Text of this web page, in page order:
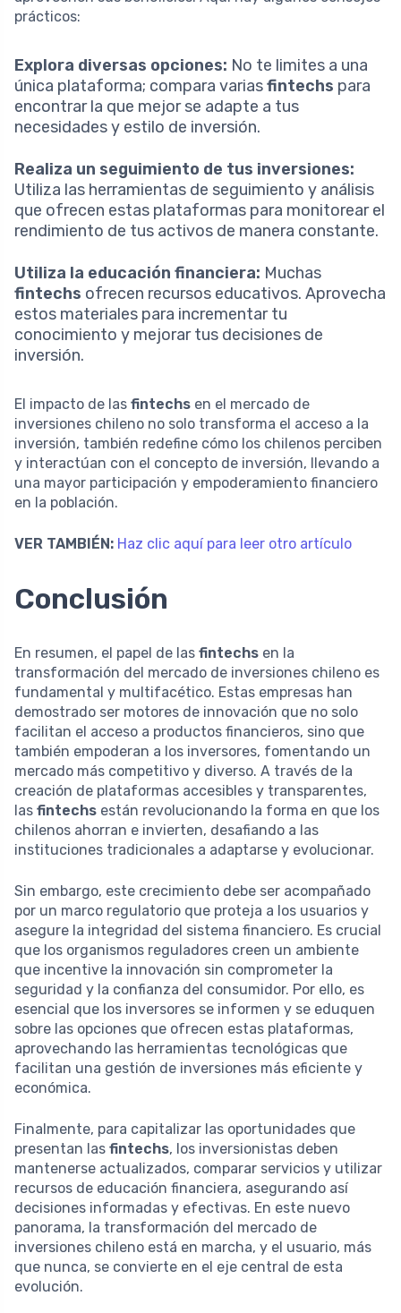
prácticos:
Explora diversas opciones: No te limites a una
única plataforma; compara variasfintechs para
encontrar la que mejor se adapte a tus
necesidades y estilo de inversión.
Realiza un seguimiento de tus inversiones:
Utiliza las herramientas de seguimiento y análisis
que ofrecen estas plataformas para monitorear el
rendimiento de tus activos de manera constante.
Utiliza la educación financiera: Muchas
fintechs ofrecen recursos educativos. Aprovecha
estos materiales para incrementar tu
conocimiento y mejorar tus decisiones de
inversión.
El impacto de las fintechs en el mercado de
inversiones chileno no solo transforma el acceso a la
inversión, también redefine cómo los chilenos perciben
y interactúan con el concepto de inversión, llevando a
una mayor participación y empoderamiento financiero
en la población.
VER TAMBIÉN: Haz clic aquí para leer otro artículo
Conclusión
En resumen, el papel de las fintechs en la
transformación del mercado de inversiones chileno es
fundamental y multifacético. Estas empresas han
demostrado ser motores de innovación que no solo
facilitan el acceso a productos financieros, sino que
también empoderan a los inversores, fomentando un
mercado más competitivo y diverso. A través de la
creación de plataformas accesibles y transparentes,
las fintechs están revolucionando la forma en que los
chilenos ahorran e invierten, desafiando a las
instituciones tradicionales a adaptarse y evolucionar.
Sin embargo, este crecimiento debe ser acompañado
por un marco regulatorio que proteja a los usuarios y
asegure la integridad del sistema financiero. Es crucial
que los organismos reguladores creen un ambiente
que incentive la innovación sin comprometer la
seguridad y la confianza del consumidor. Por ello, es
esencial que los inversores se informen y se eduquen
sobre las opciones que ofrecen estas plataformas,
aprovechando las herramientas tecnológicas que
facilitan una gestión de inversiones más eficiente y
económica.
Finalmente, para capitalizar las oportunidades que
presentan las fintechs, los inversionistas deben
mantenerse actualizados, comparar servicios y utilizar
recursos de educación financiera, asegurando así
decisiones informadas y efectivas. En este nuevo
panorama, la transformación del mercado de
inversiones chileno está en marcha, y el usuario, más
que nunca, se convierte en el eje central de esta
evolución.